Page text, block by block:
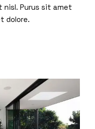
nisl. Purus sit amet
dolore.